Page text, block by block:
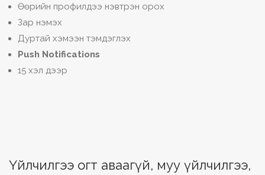
Өөрийн профилдээ нэвтрэн орох
Зар нэмэх
Дуртай хэмээн тэмдэглэх
Push Notifications
15 хэл дээр
Үйлчилгээ огт аваагүй, муу үйлчилгээ,